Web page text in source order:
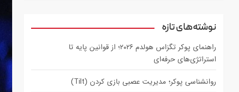
c
نوشته‌های تازه
راهنمای پوکر تگزاس هولدم ۲۰۲۶؛ از قوانین پایه تا
استراتژی‌های حرفه‌ای
روانشناسی پوکر؛ مدیریت عصبی بازی کردن (Tilt)